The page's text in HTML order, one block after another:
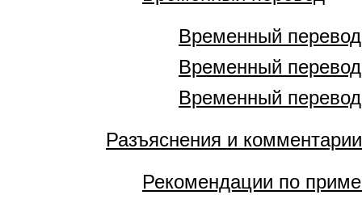
Временный перевод
Временный
Временный
Разъяснения и
Рекомендации по